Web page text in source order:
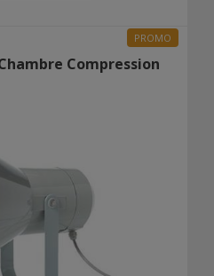
PROMO
Compression